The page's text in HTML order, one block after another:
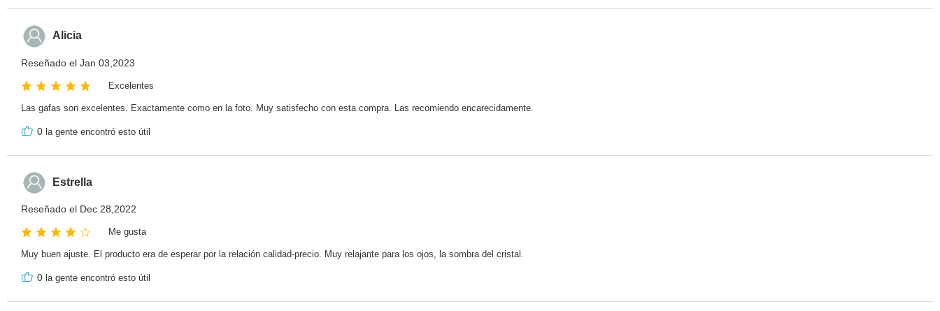
Alicia
Reseñado el Jan 03,2023
Excelentes
Las gafas son excelentes. Exactamente como en la foto. Muy satisfecho con esta compra. Las recomiendo encarecidamente.
0 la gente encontró esto útil
Estrella
Reseñado el Dec 28,2022
Me gusta
Muy buen ajuste. El producto era de esperar por la relación calidad-precio. Muy relajante para los ojos, la sombra del cristal.
0 la gente encontró esto útil